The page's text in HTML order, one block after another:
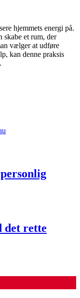
hjemmets energi på.
skabe et rum, der
vælger at udføre
kan denne praksis
det rette